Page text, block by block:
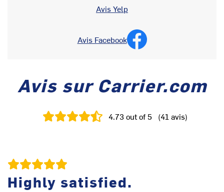
Avis Yelp
Avis Facebook
Avis sur Carrier.com
4.73out of 5 (41 avis)
Highly satisfied.